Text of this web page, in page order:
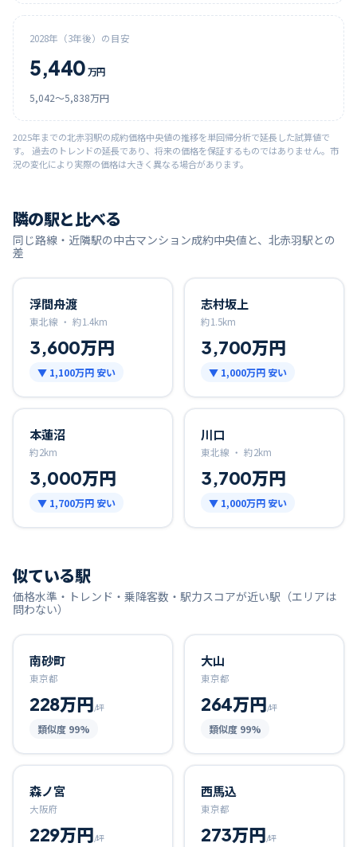
2028年（3年後）の目安
5,440 万円
5,042〜5,838万円
2025年までの北赤羽駅の成約価格中央値の推移を単回帰分析で延長した試算値で
す。 過去のトレンドの延長であり、将来の価格を保証するものではありません。市
況の変化により実際の価格は大きく異なる場合があります。
隣の駅と比べる
同じ路線・近隣駅の中古マンション成約中央値と、 北赤羽駅との
差
浮間舟渡
東北線 ・ 約1.4km
3,600万円
▼ 1,100万円 安い
志村坂上
約1.5km
3,700万円
▼ 1,000万円 安い
本蓮沼
約2km
3,000万円
▼ 1,700万円 安い
川口
東北線 ・ 約2km
3,700万円
▼ 1,000万円 安い
似ている駅
価格水準・トレンド・乗降客数・駅力スコアが近い駅（エリアは
問わない）
南砂町
東京都
228万円/坪
類似度 99%
大山
東京都
264万円/坪
類似度 99%
森ノ宮
大阪府
229万円/坪
西馬込
東京都
273万円/坪